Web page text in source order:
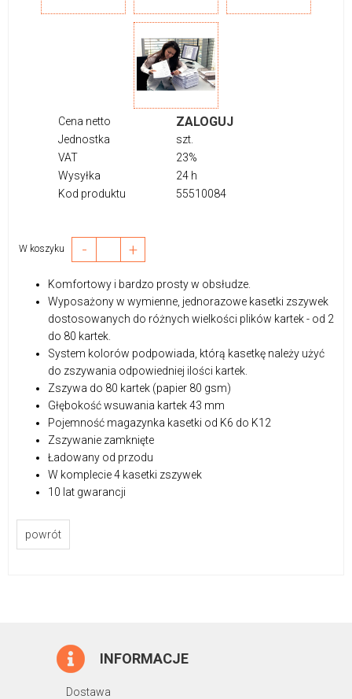
Cena netto ZALOGUJ
Jednostka
szt.
VAT
23%
Wysyłka
24 h
Kod produktu
55510084
W koszyku - +
Komfortowy i bardzo prosty w obsłudze.
Wyposażony w wymienne, jednorazowe kasetki zszywek
dostosowanych do różnych wielkości plików kartek - od 2
do 80 kartek.
System kolorów podpowiada, którą kasetkę należy użyć
do zszywania odpowiedniej ilości kartek.
Zszywa do 80 kartek (papier 80 gsm)
Głębokość wsuwania kartek 43 mm
Pojemność magazynka kasetki od K6 do K12
Zszywanie zamknięte
Ładowany od przodu
W komplecie 4 kasetki zszywek
10 lat gwarancji
powrót
INFORMACJE
Dostawa